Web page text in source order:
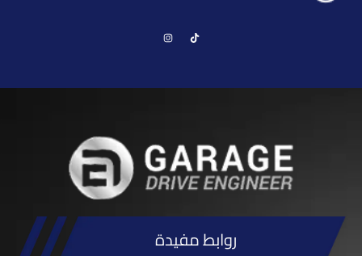
روابط مفيدة